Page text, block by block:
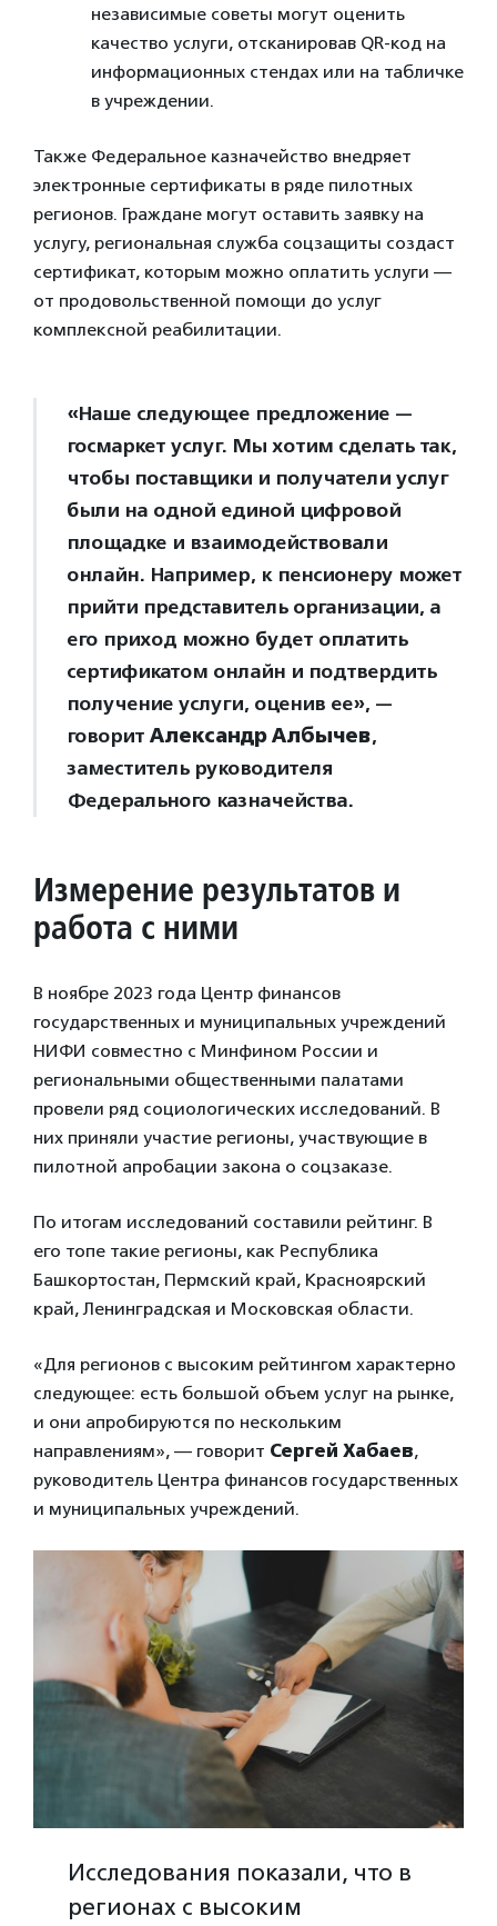
независимые советы могут оценить
качество услуги, отсканировав QR-код на
информационных стендах или на табличке
в учреждении.
Также Федеральное казначейство внедряет
электронные сертификаты в ряде пилотных
регионов. Граждане могут оставить заявку на
услугу, региональная служба соцзащиты создаст
сертификат, которым можно оплатить услуги —
от продовольственной помощи до услуг
комплексной реабилитации.
«Наше следующее предложение —
госмаркет услуг. Мы хотим сделать так,
чтобы поставщики и получатели услуг
были на одной единой цифровой
площадке и взаимодействовали
онлайн. Например, к пенсионеру может
прийти представитель организации, а
его приход можно будет оплатить
сертификатом онлайн и подтвердить
получение услуги, оценив ее», —
говорит Александр Албычев,
заместитель руководителя
Федерального казначейства.
Измерение результатов и
работа с ними
В ноябре 2023 года Центр финансов
государственных и муниципальных учреждений
НИФИ совместно с Минфином России и
региональными общественными палатами
провели ряд социологических исследований. В
них приняли участие регионы, участвующие в
пилотной апробации закона о соцзаказе.
По итогам исследований составили рейтинг. В
его топе такие регионы, как Республика
Башкортостан, Пермский край, Красноярский
край, Ленинградская и Московская области.
«Для регионов с высоким рейтингом характерно
следующее: есть большой объем услуг на рынке,
и они апробируются по нескольким
направлениям», — говорит Сергей Хабаев,
руководитель Центра финансов государственных
и муниципальных учреждений.
Исследования показали, что в
регионах с высоким